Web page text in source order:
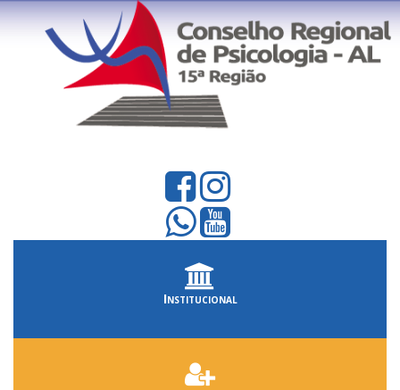
Institucional